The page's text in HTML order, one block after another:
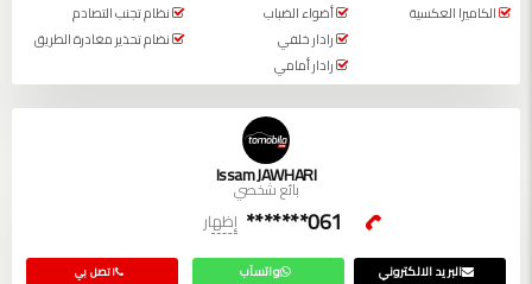
الكاميرا العكسية
أضواء الضباب
رادار خلفي
رادار أمامي
نظام تجنب التصادم
نضام تحذير مغادرة الطريق
Issam JAWHARI
بائع شخصي
061******* إظهار
اتصل بي البريد الالكتروني واتسآب